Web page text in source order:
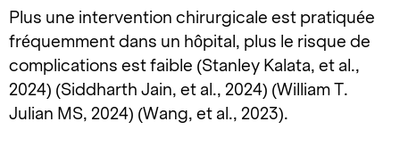
Plus une intervention chirurgicale est pratiquée
fréquemment dans un hôpital, plus le risque de
complications est faible (Stanley Kalata, et al.,
2024) (Siddharth Jain, et al., 2024) (William T.
Julian MS, 2024) (Wang, et al., 2023).